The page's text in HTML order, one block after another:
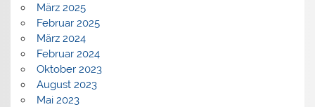
März 2025
Februar 2025
März 2024
Februar 2024
Oktober 2023
August 2023
Mai 2023